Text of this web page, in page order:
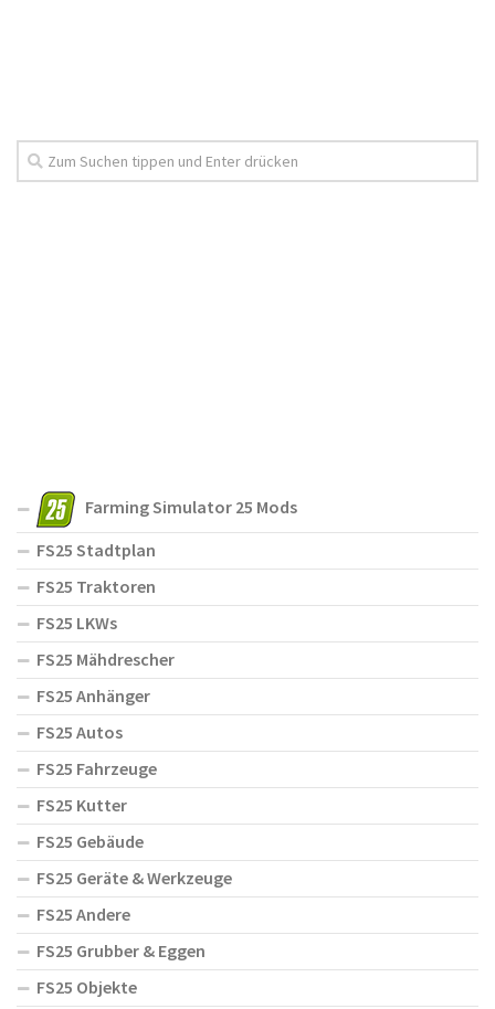
Farming Simulator 25 Mods
FS25 Stadtplan
FS25 Traktoren
FS25 LKWs
FS25 Mähdrescher
FS25 Anhänger
FS25 Autos
FS25 Fahrzeuge
FS25 Kutter
FS25 Gebäude
FS25 Geräte & Werkzeuge
FS25 Andere
FS25 Grubber & Eggen
FS25 Objekte